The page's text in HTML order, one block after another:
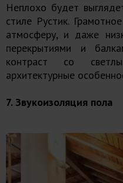
Неплохо будет
стиле Рустик.
атмосферу, и даже
перекрытиями и
контраст со
архитектурные
7. Звукоизоляция пола